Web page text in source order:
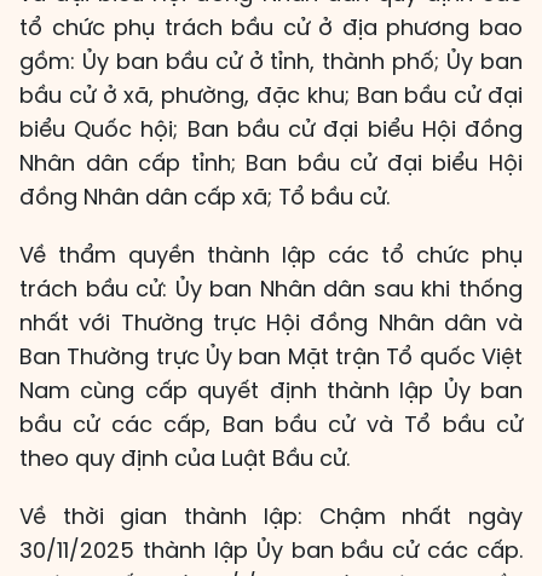
tổ chức phụ trách bầu cử ở địa phương bao
gồm: Ủy ban bầu cử ở tỉnh, thành phố; Ủy ban
bầu cử ở xã, phường, đặc khu; Ban bầu cử đại
biểu Quốc hội; Ban bầu cử đại biểu Hội đồng
Nhân dân cấp tỉnh; Ban bầu cử đại biểu Hội
đồng Nhân dân cấp xã; Tổ bầu cử.
Về thẩm quyền thành lập các tổ chức phụ
trách bầu cử: Ủy ban Nhân dân sau khi thống
nhất với Thường trực Hội đồng Nhân dân và
Ban Thường trực Ủy ban Mặt trận Tổ quốc Việt
Nam cùng cấp quyết định thành lập Ủy ban
bầu cử các cấp, Ban bầu cử và Tổ bầu cử
theo quy định của Luật Bầu cử.
Về thời gian thành lập: Chậm nhất ngày
30/11/2025 thành lập Ủy ban bầu cử các cấp.